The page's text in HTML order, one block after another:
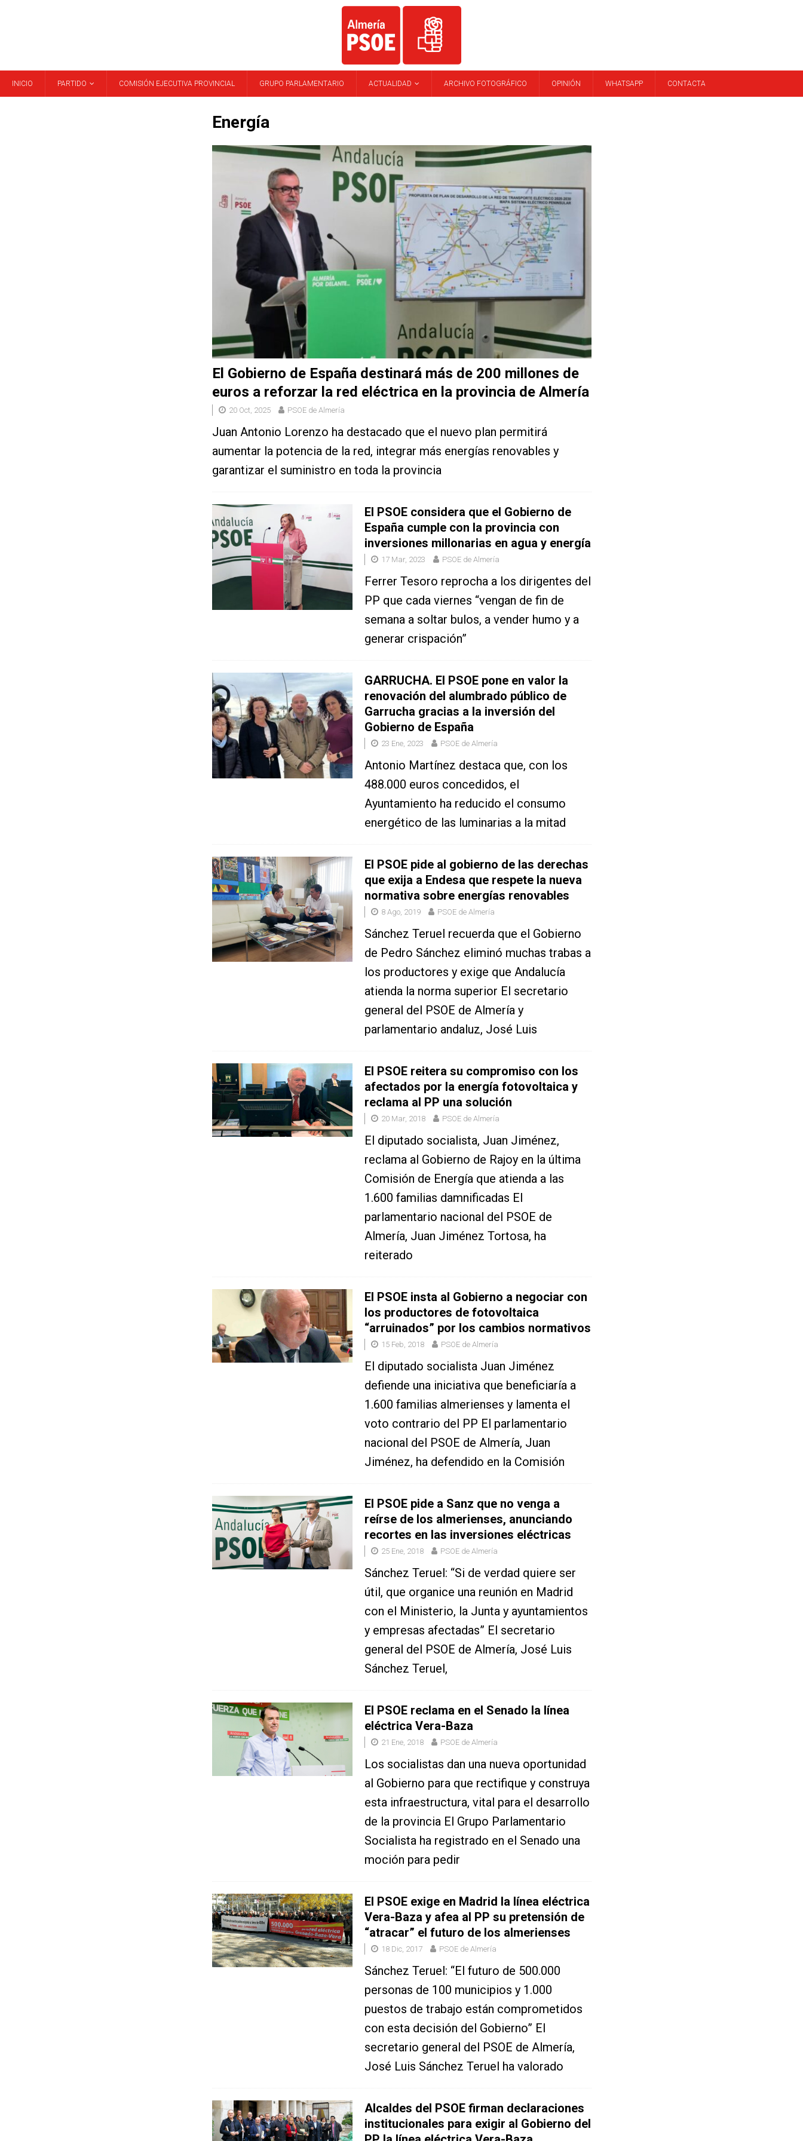
INICIO PARTIDO COMISIÓN EJECUTIVA PROVINCIAL GRUPO PARLAMENTARIO ACTUALIDAD ARCHIVO FOTOGRÁFICO OPINIÓN WHATSAPP CONTACTA
Energía
El Gobierno de España destinará más de 200 millones de
euros a reforzar la red eléctrica en la provincia de Almería
20 Oct, 2025 PSOE de Almería
Juan Antonio Lorenzo ha destacado que el nuevo plan permitirá
aumentar la potencia de la red, integrar más energías renovables y
garantizar el suministro en toda la provincia
El PSOE considera que el Gobierno de
España cumple con la provincia con
inversiones millonarias en agua y energía
17 Mar, 2023 PSOE de Almería
Ferrer Tesoro reprocha a los dirigentes del
PP que cada viernes “vengan de fin de
semana a soltar bulos, a vender humo y a
generar crispación”
GARRUCHA. El PSOE pone en valor la
renovación del alumbrado público de
Garrucha gracias a la inversión del
Gobierno de España
23 Ene, 2023 PSOE de Almería
Antonio Martínez destaca que, con los
488.000 euros concedidos, el
Ayuntamiento ha reducido el consumo
energético de las luminarias a la mitad
El PSOE pide al gobierno de las derechas
que exija a Endesa que respete la nueva
normativa sobre energías renovables
8 Ago, 2019 PSOE de Almería
Sánchez Teruel recuerda que el Gobierno
de Pedro Sánchez eliminó muchas trabas a
los productores y exige que Andalucía
atienda la norma superior El secretario
general del PSOE de Almería y
parlamentario andaluz, José Luis
El PSOE reitera su compromiso con los
afectados por la energía fotovoltaica y
reclama al PP una solución
20 Mar, 2018 PSOE de Almería
El diputado socialista, Juan Jiménez,
reclama al Gobierno de Rajoy en la última
Comisión de Energía que atienda a las
1.600 familias damnificadas El
parlamentario nacional del PSOE de
Almería, Juan Jiménez Tortosa, ha
reiterado
El PSOE insta al Gobierno a negociar con
los productores de fotovoltaica
“arruinados” por los cambios normativos
15 Feb, 2018 PSOE de Almería
El diputado socialista Juan Jiménez
defiende una iniciativa que beneficiaría a
1.600 familias almerienses y lamenta el
voto contrario del PP El parlamentario
nacional del PSOE de Almería, Juan
Jiménez, ha defendido en la Comisión
El PSOE pide a Sanz que no venga a
reírse de los almerienses, anunciando
recortes en las inversiones eléctricas
25 Ene, 2018 PSOE de Almería
Sánchez Teruel: “Si de verdad quiere ser
útil, que organice una reunión en Madrid
con el Ministerio, la Junta y ayuntamientos
y empresas afectadas” El secretario
general del PSOE de Almería, José Luis
Sánchez Teruel,
El PSOE reclama en el Senado la línea
eléctrica Vera-Baza
21 Ene, 2018 PSOE de Almería
Los socialistas dan una nueva oportunidad
al Gobierno para que rectifique y construya
esta infraestructura, vital para el desarrollo
de la provincia El Grupo Parlamentario
Socialista ha registrado en el Senado una
moción para pedir
El PSOE exige en Madrid la línea eléctrica
Vera-Baza y afea al PP su pretensión de
“atracar” el futuro de los almerienses
18 Dic, 2017 PSOE de Almería
Sánchez Teruel: “El futuro de 500.000
personas de 100 municipios y 1.000
puestos de trabajo están comprometidos
con esta decisión del Gobierno” El
secretario general del PSOE de Almería,
José Luis Sánchez Teruel ha valorado
Alcaldes del PSOE firman declaraciones
institucionales para exigir al Gobierno del